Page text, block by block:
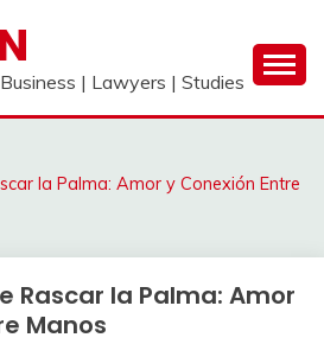
| Lawyers | Studies
la Palma: Amor y Conexión Entre
Rascar la Palma: Amor
Manos